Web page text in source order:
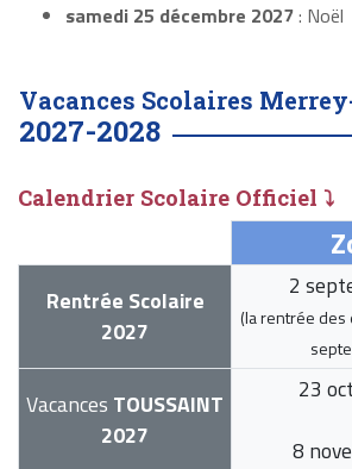
samedi 25 décembre 2027: Noël
Vacances Scolaires
2027-2028
Calendrier Scolaire Officiel ⤵
Rentrée Scolaire
2027
2
(la rentrée
Vacances TOUSSAINT
2027
23
8